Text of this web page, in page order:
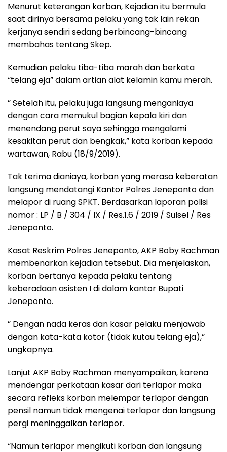
Menurut keterangan korban, Kejadian itu bermula
saat dirinya bersama pelaku yang tak lain rekan
kerjanya sendiri sedang berbincang-bincang
membahas tentang Skep.
Kemudian pelaku tiba-tiba marah dan berkata
“telang eja” dalam artian alat kelamin kamu merah.
” Setelah itu, pelaku juga langsung menganiaya
dengan cara memukul bagian kepala kiri dan
menendang perut saya sehingga mengalami
kesakitan perut dan bengkak,” kata korban kepada
wartawan, Rabu (18/9/2019).
Tak terima dianiaya, korban yang merasa keberatan
langsung mendatangi Kantor Polres Jeneponto dan
melapor di ruang SPKT. Berdasarkan laporan polisi
nomor : LP / B / 304 / IX / Res.1.6 / 2019 / Sulsel / Res
Jeneponto.
Kasat Reskrim Polres Jeneponto, AKP Boby Rachman
membenarkan kejadian tetsebut. Dia menjelaskan,
korban bertanya kepada pelaku tentang
keberadaan asisten I di dalam kantor Bupati
Jeneponto.
” Dengan nada keras dan kasar pelaku menjawab
dengan kata-kata kotor (tidak kutau telang eja),”
ungkapnya.
Lanjut AKP Boby Rachman menyampaikan, karena
mendengar perkataan kasar dari terlapor maka
secara refleks korban melempar terlapor dengan
pensil namun tidak mengenai terlapor dan langsung
pergi meninggalkan terlapor.
“Namun terlapor mengikuti korban dan langsung